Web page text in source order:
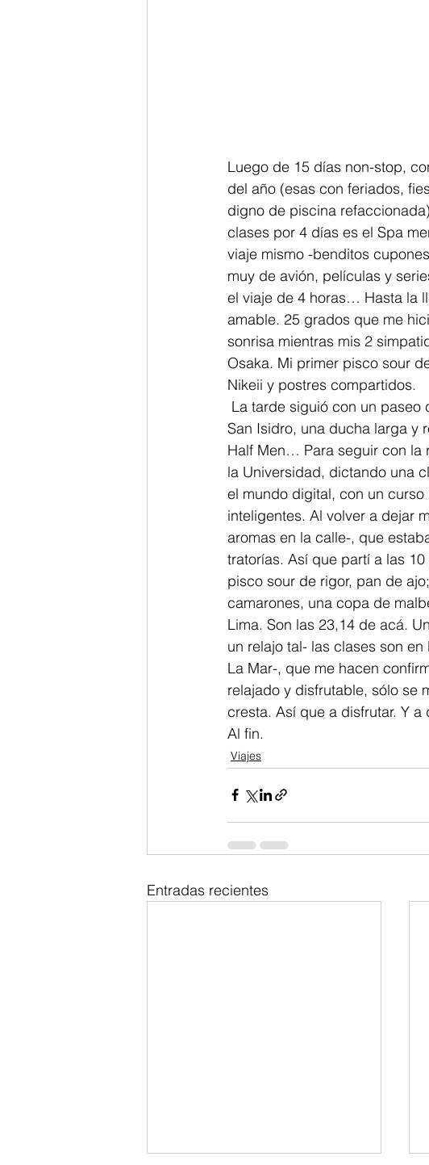
Luego de 15 días non-stop,
del año (esas con feriados,
digno de piscina
clases por 4 días es el Spa
viaje mismo -benditos
muy de avión, películas y
el viaje de 4 horas… Hasta la
amable. 25 grados que me
sonrisa mientras mis 2
Osaka. Mi primer pisco sour
Nikeii y postres compartidos.
La tarde siguió con un
San Isidro, una ducha larga y
Half Men… Para seguir con la
la Universidad, dictando una
el mundo digital, con un
inteligentes. Al volver a dejar
aromas en la calle-, que
tratorías. Así que partí a las
pisco sour de rigor, pan de
camarones, una copa de
Lima. Son las 23,14 de acá.
un relajo tal- las clases son
La Mar-, que me hacen
relajado y disfrutable, sólo se
cresta. Así que a disfrutar. Y a
Al fin.
Viajes
Entradas recientes